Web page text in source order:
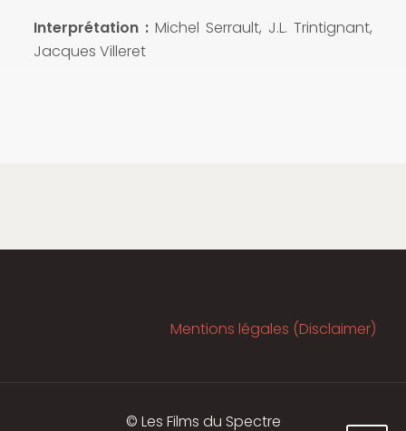
Interprétation : Michel Serrault, J.L. Trintignant,
Jacques Villeret
Mentions légales (Disclaimer)
© Les Films du Spectre